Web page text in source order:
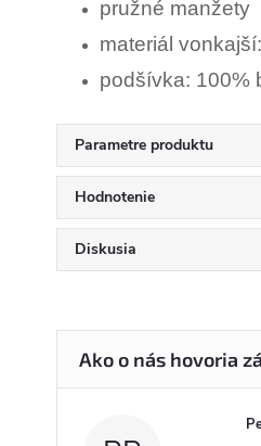
pružné manžety
materiál
podšívka: 100%
Parametre produktu
Hodnotenie
Diskusia